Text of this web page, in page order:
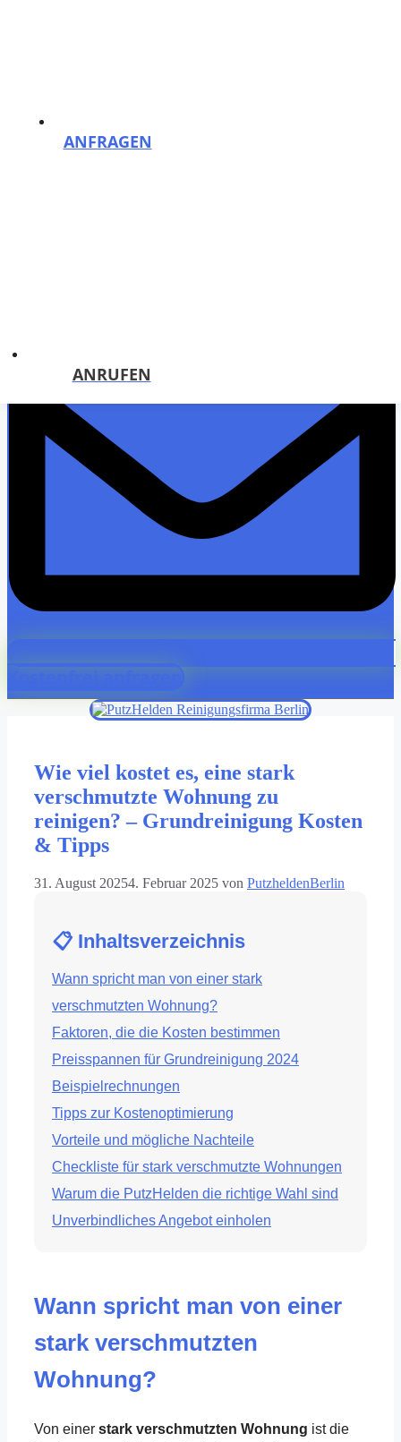
Reinigungsfirma PutzHelden Berlin: Gebäudereinigung und mehr
Kostenfrei anfragen
ANFRAGEN
ANRUFEN
Wie viel kostet es, eine stark
verschmutzte Wohnung zu
reinigen? – Grundreinigung Kosten
& Tipps
31. August 20254. Februar 2025 von PutzheldenBerlin
📋 Inhaltsverzeichnis
Wann spricht man von einer stark
verschmutzten Wohnung?
Faktoren, die die Kosten bestimmen
Preisspannen für Grundreinigung 2024
Beispielrechnungen
Tipps zur Kostenoptimierung
Vorteile und mögliche Nachteile
Checkliste für stark verschmutzte Wohnungen
Warum die PutzHelden die richtige Wahl sind
Unverbindliches Angebot einholen
Wann spricht man von einer
stark verschmutzten
Wohnung?
Von einer stark verschmutzten Wohnung ist die